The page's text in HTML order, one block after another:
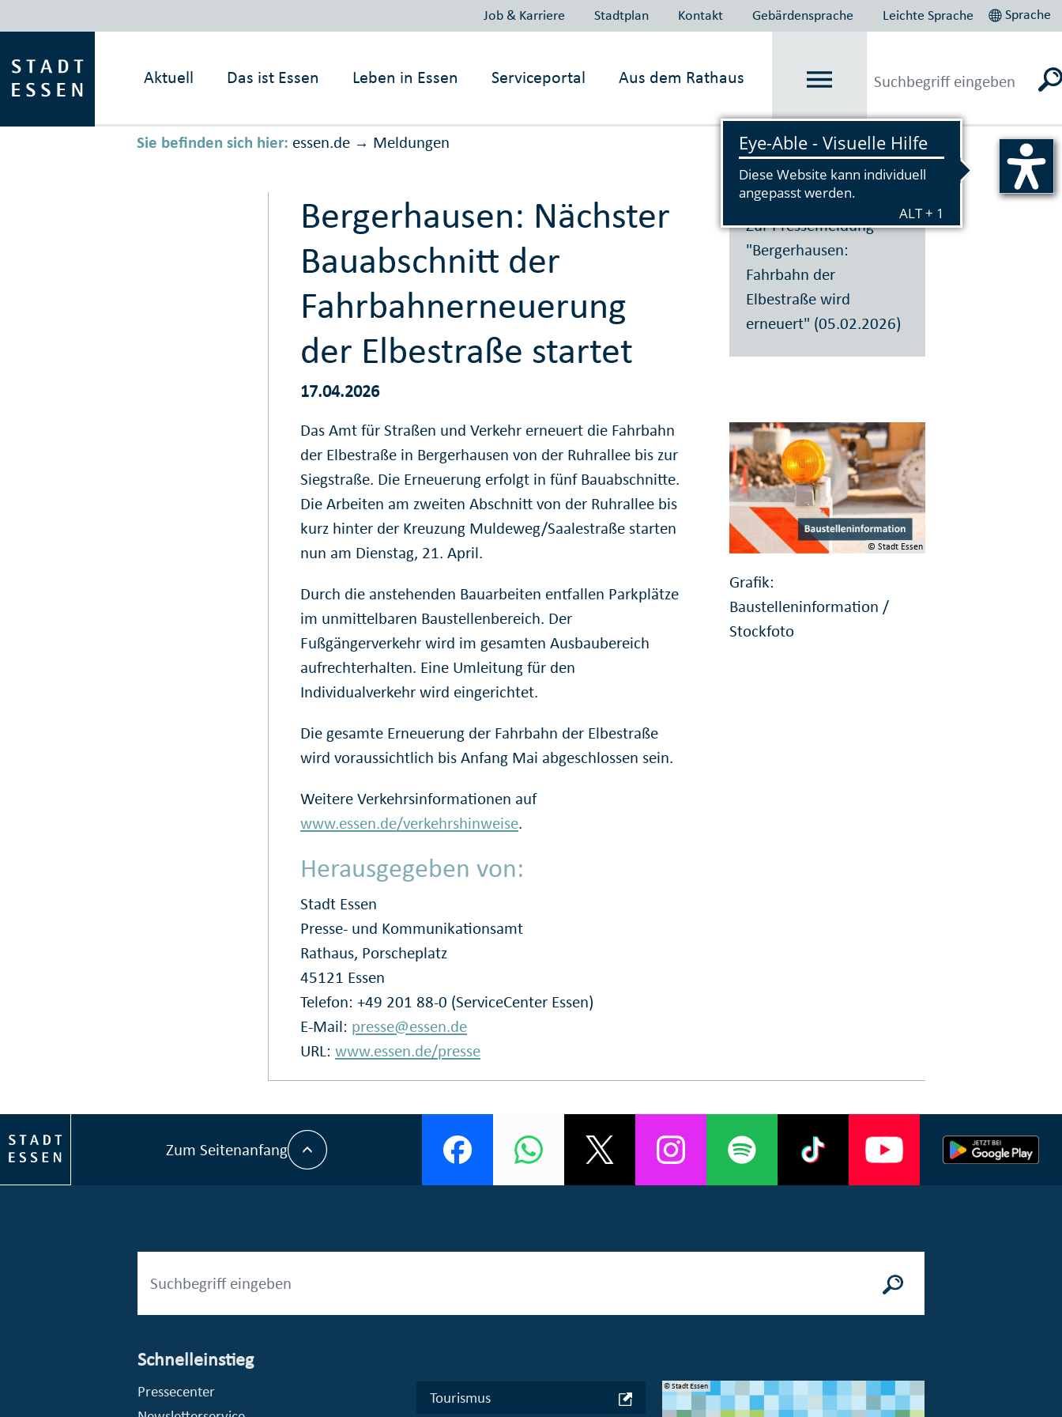
Job & Karriere Stadtplan Kontakt Gebärdensprache Leichte Sprache Sprache
Aktuell Das ist Essen Leben in Essen Serviceportal Aus dem Rathaus
Sie befinden sich hier: essen.de → Meldungen Vorlesen
Bergerhausen: Nächster
Bauabschnitt der
Fahrbahnerneuerung
der Elbestraße startet
17.04.2026
Das Amt für Straßen und Verkehr erneuert die Fahrbahn
der Elbestraße in Bergerhausen von der Ruhrallee bis zur
Siegstraße. Die Erneuerung erfolgt in fünf Bauabschnitte.
Die Arbeiten am zweiten Abschnitt von der Ruhrallee bis
kurz hinter der Kreuzung Muldeweg/Saalestraße starten
nun am Dienstag, 21. April.
Durch die anstehenden Bauarbeiten entfallen Parkplätze
im unmittelbaren Baustellenbereich. Der
Fußgängerverkehr wird im gesamten Ausbaubereich
aufrechterhalten. Eine Umleitung für den
Individualverkehr wird eingerichtet.
Die gesamte Erneuerung der Fahrbahn der Elbestraße
wird voraussichtlich bis Anfang Mai abgeschlossen sein.
Weitere Verkehrsinformationen auf
www.essen.de/verkehrshinweise.
Herausgegeben von:
Stadt Essen
Presse- und Kommunikationsamt
Rathaus, Porscheplatz
45121 Essen
Telefon: +49 201 88-0 (ServiceCenter Essen)
E-Mail: presse@essen.de
URL:www.essen.de/presse
Zur Pressemeldung
"Bergerhausen:
Fahrbahn der
Elbestraße wird
erneuert" (05.02.2026)
© Stadt Essen
Grafik:
Baustelleninformation /
Stockfoto
Zum Seitenanfang
Schnelleinstieg
Pressecenter
Tourismus
© Stadt Essen, Presse- und Kommunikationsamt © Stadt Essen